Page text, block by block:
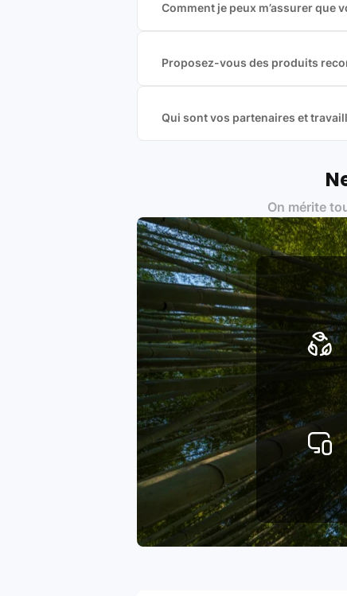
Comment je peux m’assurer que
Proposez-vous des produits
Qui sont vos partenaires et
Labels environnementaux & qualité
Produits testés et vérifiés
Respect des normes RAEE,
On mérite